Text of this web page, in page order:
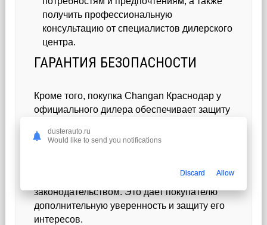
получить профессиональную
консультацию от специалистов дилерского
центра.
ГАРАНТИЯ БЕЗОПАСНОСТИ
Кроме того, покупка Changan Краснодар у
официального дилера обеспечивает защиту
проблем или неисправностей с
решить проблему в соответствии с
законодательством. Это дает покупателю
дополнительную уверенность и защиту его
интересов.
dusterauto.ru
Would like to send you notifications
Discard Allow